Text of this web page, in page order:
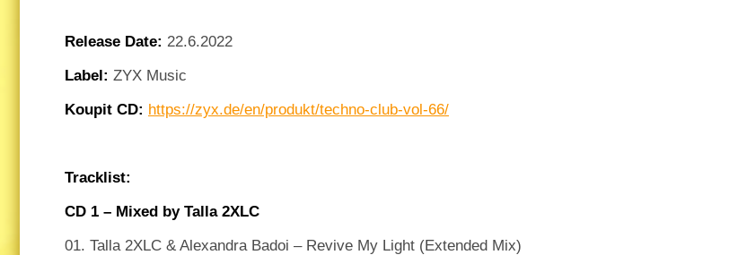
Release Date: 22.6.2022
Label: ZYX Music
Koupit CD: https://zyx.de/en/produkt/techno-club-vol-66/
Tracklist:
CD 1 – Mixed by Talla 2XLC
01. Talla 2XLC & Alexandra Badoi – Revive My Light (Extended Mix)